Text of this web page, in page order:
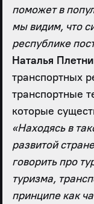
поможет в
мы видим, что
республике
Наталья
транспортных
транспортные
которые
«Находясь в
развитой
говорить про
туризма,
принципе как